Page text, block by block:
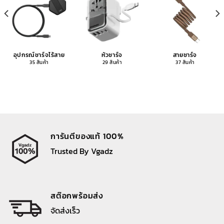
อุปกรณ์ชาร์จไร้สาย
35 สินค้า
หัวชาร์จ
29 สินค้า
สายชาร์จ
37 สินค้า
การันตีของแท้ 100%
Trusted By Vgadz
สต๊อกพร้อมส่ง
จัดส่งเร็ว